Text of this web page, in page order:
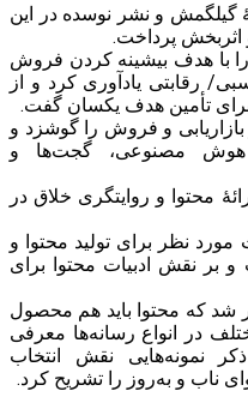
گیلگمش و نشر نوسده در این
اثربخش پرداخت.
با هدف بیشینه‌ کردن فروش
رقابتی یادآوری کرد و از
تأمین هدف یکسان گفت.
و فروش را گوشزد و
هوش مصنوعی، گجت‌ها و
محتوا و روایتگری خلاق در
نظر برای تولید محتوا و
نقش ادبیات محتوا برای
شد که محتوا باید هم محصول
در انواع رسانه‌ها معرفی
نمونه‌هایی نقش انتخاب
ناب و به‌روز را تشریح کرد.